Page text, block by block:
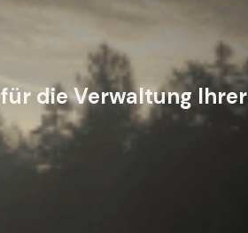
für die Verwaltung Ihrer